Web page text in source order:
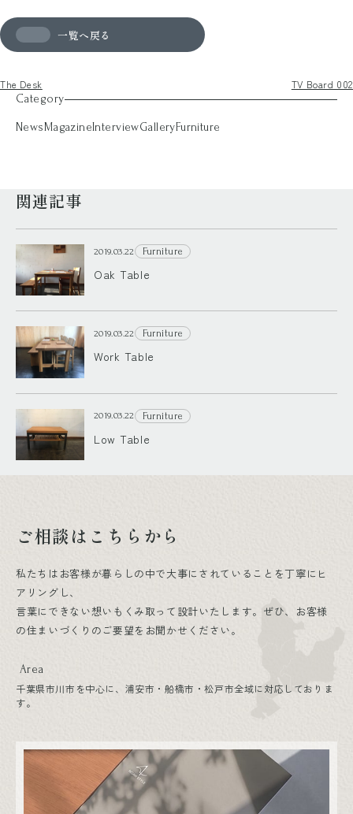
The Desk
一覧へ戻る
TV Board 002
Category
NewsMagazineInterviewGalleryFurniture
関連記事
2019.03.22 Furniture
Oak Table
2019.03.22 Furniture
Work Table
2019.03.22 Furniture
Low Table
ご相談はこちらから
私たちはお客様が暮らしの中で大事にされていることを丁寧にヒ
アリングし、
言葉にできない想いもくみ取って設計いたします。ぜひ、お客様
の住まいづくりのご要望をお聞かせください。
Area
千葉県市川市を中心に、浦安市・船橋市・松戸市全域に対応しておりま
す。